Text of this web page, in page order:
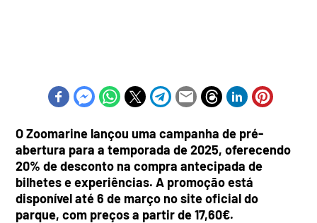
O Zoomarine lançou uma campanha de pré-
abertura para a temporada de 2025, oferecendo
20% de desconto na compra antecipada de
bilhetes e experiências. A promoção está
disponível até 6 de março no site oficial do
parque, com preços a partir de 17,60€.